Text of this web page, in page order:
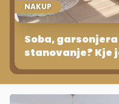
NAKUP
Soba,
stanovanje? Kje